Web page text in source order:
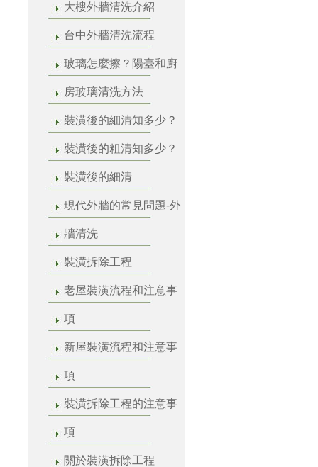
大樓外牆清洗介紹
台中外牆清洗流程
玻璃怎麼擦？陽臺和廚
房玻璃清洗方法
裝潢後的細清知多少？
裝潢後的粗清知多少？
裝潢後的細清
現代外牆的常見問題-外
牆清洗
裝潢拆除工程
老屋裝潢流程和注意事
項
新屋裝潢流程和注意事
項
裝潢拆除工程的注意事
項
關於裝潢拆除工程